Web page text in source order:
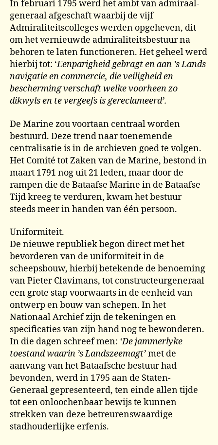
In februari 1795 werd het ambt van admiraal-
generaal afgeschaft waarbij de vijf
Admiraliteitscolleges werden opgeheven, dit
om het vernieuwde admiraliteitsbestuur na
behoren te laten functioneren. Het geheel werd
hierbij tot: ‘Eenparigheid gebragt en aan ’s Lands
navigatie en commercie, die veiligheid en
bescherming verschaft welke voorheen zo
dikwyls en te vergeefs is gereclameerd’.
De Marine zou voortaan centraal worden
bestuurd. Deze trend naar toenemende
centralisatie is in de archieven goed te volgen.
Het Comité tot Zaken van de Marine, bestond in
maart 1791 nog uit 21 leden, maar door de
rampen die de Bataafse Marine in de Bataafse
Tijd kreeg te verduren, kwam het bestuur
steeds meer in handen van één persoon.
Uniformiteit.
De nieuwe republiek begon direct met het
bevorderen van de uniformiteit in de
scheepsbouw, hierbij betekende de benoeming
van Pieter Clavimans, tot constructeurgeneraal
een grote stap voorwaarts in de eenheid van
ontwerp en bouw van schepen. In het
Nationaal Archief zijn de tekeningen en
specificaties van zijn hand nog te bewonderen.
In die dagen schreef men: ‘De jammerlyke
toestand waarin ’s Landszeemagt’met de
aanvang van het Bataafsche bestuur had
bevonden, werd in 1795 aan de Staten-
Generaal gepresenteerd, ten einde allen tijde
tot een onloochenbaar bewijs te kunnen
strekken van deze betreurenswaardige
stadhouderlijke erfenis.